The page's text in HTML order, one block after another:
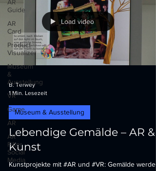
AR
Guide
AR
Card
Product
Visualizer
Museum
&
Ausstellung
VR
Game
AR
AR
Filter
Social
Media
Load video
B. Terwey
1 Min. Lesezeit
Museum & Ausstellung
Lebendige Gemälde – AR &
Kunst
Kunstprojekte mit #AR und #VR: Gemälde werden